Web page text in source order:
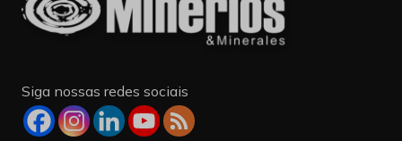
Siga nossas redes sociais